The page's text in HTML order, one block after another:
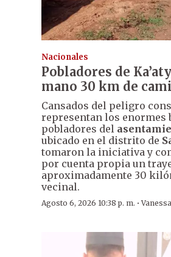
Nacionales
Pobladores de
mano 30 km de
Cansados del peligro
representan los enormes
pobladores del
ubicado en el distrito de
tomaron la iniciativa y
por cuenta propia un
aproximadamente 30
vecinal.
Agosto 6, 2026 10:38 p. m. ·